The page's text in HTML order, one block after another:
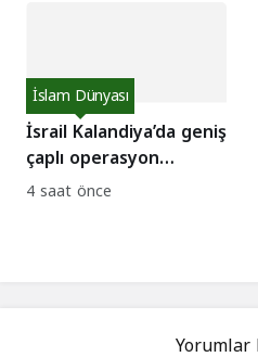
İsrail Kalandiya’da geniş
çaplı operasyon
başlattı: Evler yıkılıyor!
İslam Dünyası
4 saat önce
Yorumlar